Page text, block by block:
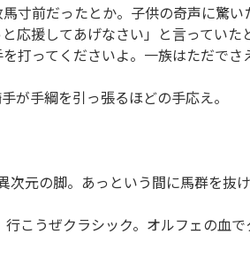
寸前だったとか。子供の奇声に驚い
応援してあげなさい」と言っていた
打ってくださいよ。一族はただでさ
が手綱を引っ張るほどの手応え。
元の脚。あっという間に馬群を抜
こうぜクラシック。オルフェの血